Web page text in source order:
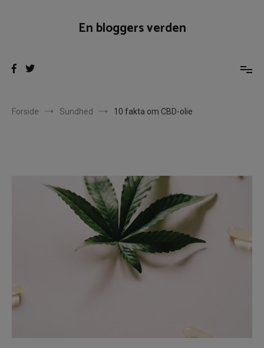
En bloggers verden
Forside Sundhed 10 fakta om CBD-olie